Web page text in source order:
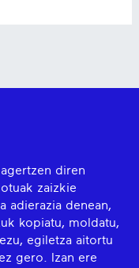
diren
zaizkie
adierazia denean,
kopiatu, moldatu,
egiletza aitortu
gero. Izan ere